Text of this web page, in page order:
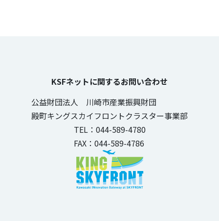
KSFネットに関するお問い合わせ
公益財団法人 川崎市産業振興財団
殿町キングスカイフロントクラスター事業部
TEL：044-589-4780
FAX：044-589-4786